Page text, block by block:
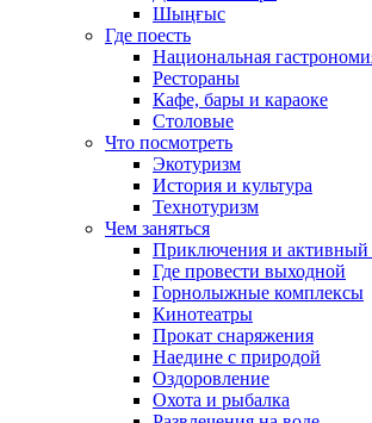
Шыңғыс
Где поесть
Национальная
Рестораны
Кафе, бары и караоке
Столовые
Что посмотреть
Экотуризм
История и культура
Технотуризм
Чем заняться
Приключения и активный
Где провести выходной
Горнолыжные комплексы
Кинотеатры
Прокат снаряжения
Наедине с природой
Оздоровление
Охота и рыбалка